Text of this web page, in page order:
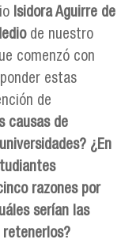
Isidora Aguirre de
de nuestro
comenzó con
estas
de
causas de
¿En
razones por
serían las